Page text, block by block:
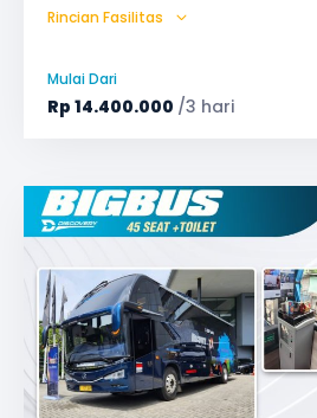
AC (Air Conditioner)
Microphone untuk karaoke
Rincian Fasilitas
Mulai Dari
Rp 14.400.000 /3 hari